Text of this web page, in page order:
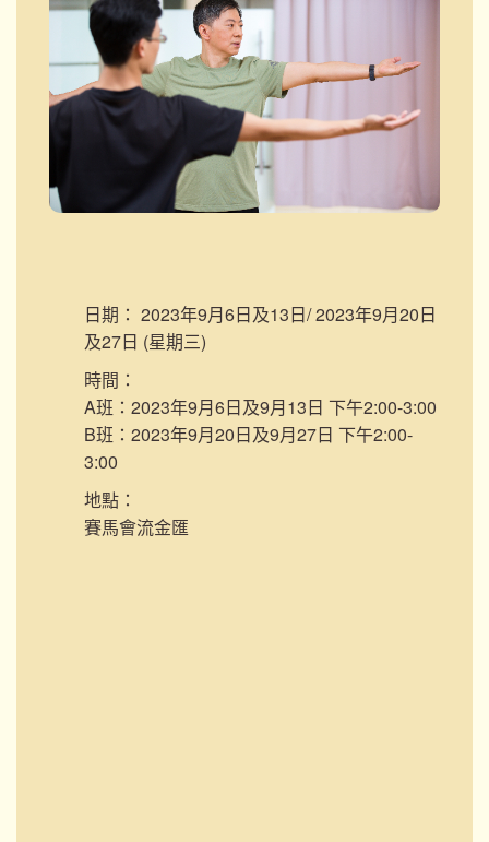
日期： 2023年9月6日及13日/ 2023年9月20日
及27日 (星期三)
時間：
A班：2023年9月6日及9月13日 下午2:00-3:00
B班：2023年9月20日及9月27日 下午2:00-
3:00
地點：
賽馬會流金匯